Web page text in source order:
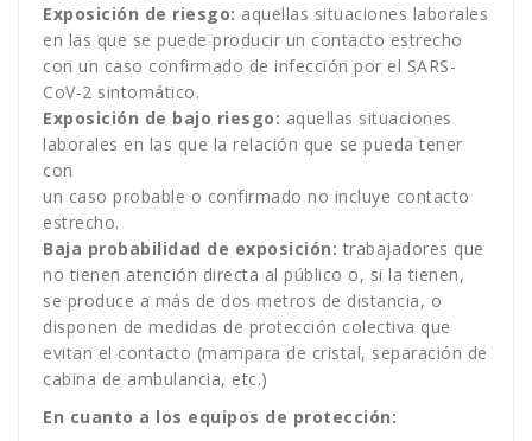
Exposición de riesgo: aquellas situaciones laborales
en las que se puede producir un contacto estrecho
con un caso confirmado de infección por el SARS-
CoV-2 sintomático.
Exposición de bajo riesgo: aquellas situaciones
laborales en las que la relación que se pueda tener
con
un caso probable o confirmado no incluye contacto
estrecho.
Baja probabilidad de exposición: trabajadores que
no tienen atención directa al público o, si la tienen,
se produce a más de dos metros de distancia, o
disponen de medidas de protección colectiva que
evitan el contacto (mampara de cristal, separación de
cabina de ambulancia, etc.)
En cuanto a los equipos de protección: